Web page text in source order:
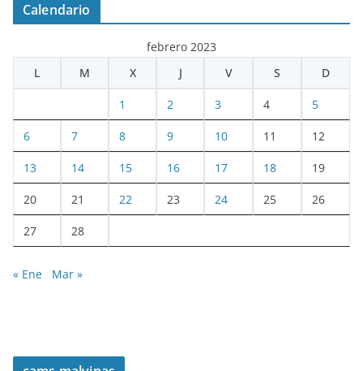
Calendario
febrero 2023
L
M X J V S D
1 2 3 4 5
6 7 8 9 10 11 12
13 14 15 16 17 18 19
20 21 22 23 24 25 26
27 28
« Ene Mar »